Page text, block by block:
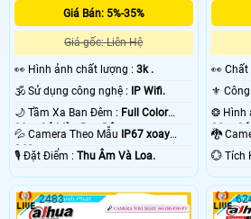
Giá Bán: 5%-35%
Giá gốc: Liên Hệ
️👀 Hình ảnh chất lượng : 3k .
🕉️ Sử dụng công nghệ : IP Wifi.
🌙 Tầm Xa Ban Đêm : Full Color
30m Có Màu Ban Ðêm.
💦 Camera Theo Mẫu IP67 xoay
360.
️🎙 Đặt Điểm : Thu Âm Và Loa.
️👀
30m Có
🐉️
2483